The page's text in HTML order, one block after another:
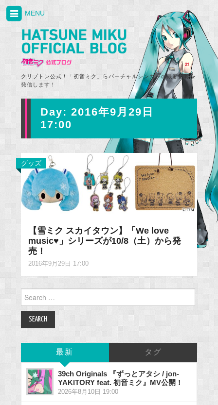
クリプトン公式！「初音ミク」らバーチャルシンガーの最新情報を
発信します！
MENU
Day: 2016年9月29日
17:00
グッズ
【雪ミク スカイタウン】「We love
music♥」シリーズが10/8（土）から発
売！
2016年9月29日 17:00
for:
最新 タグ
39ch Originals 『ずっとアタシ / jon-
YAKITORY feat. 初音ミク』MV公開！
2026年8月10日 19:00